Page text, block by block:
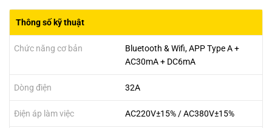
Thông số kỹ thuật
Chức năng cơ bản
Bluetooth & Wifi, APP Type A +
AC30mA + DC6mA
Dòng điện 32A
Điện áp làm việc AC220V±15% / AC380V±15%